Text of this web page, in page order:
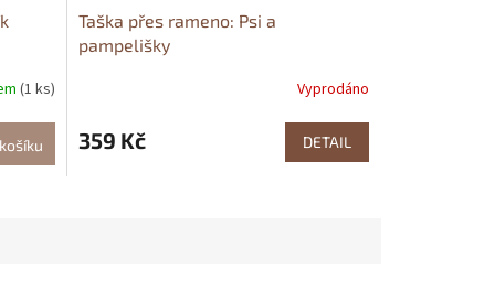
(1 ks)
Taška přes rameno: Psi a
pampelišky
Vyprodáno
359 Kč DETAIL